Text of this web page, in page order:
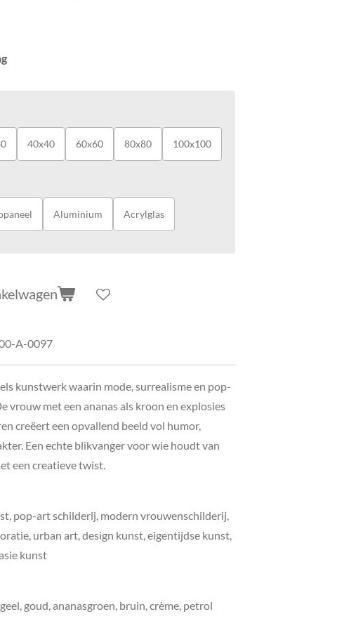
40x40 60x60 80x80 100x100
Aluminium Acrylglas
A-0097
kunstwerk waarin mode, surrealisme en pop-
vrouw met een ananas als kroon en explosies
creëert een opvallend beeld vol humor,
Een echte blikvanger voor wie houdt van
een creatieve twist.
pop-art schilderij, modern vrouwenschilderij,
urban art, design kunst, eigentijdse kunst,
kunst
goud, ananasgroen, bruin, crème, petrol